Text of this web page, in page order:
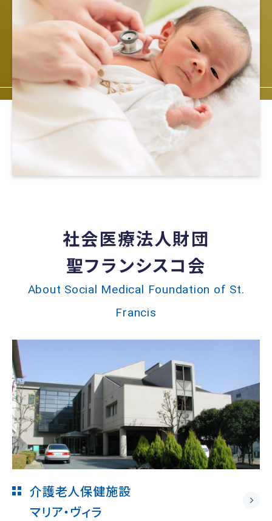
社会医療法人財団
聖フランシスコ会
About Social Medical Foundation of St.
Francis
介護老人保健施設
マリア・ヴィラ